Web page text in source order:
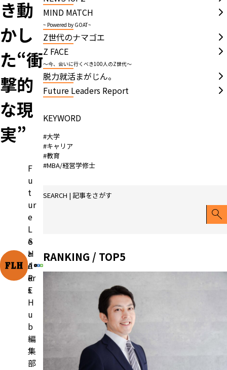
き動
かし
た“衝
撃的
な現
実”
F
u
t
ur
e
L
e
a
d
er
s
H
u
b
編
集
部
S
H
A
R
E
MIND MATCH
~ Powered by GOAT~
Z世代のナマゴエ
Z FACE
～今、会いに行くべき100人のZ世代～
脱力就活まがじん。
Future Leaders Report
KEYWORD
#大学
#キャリア
#教育
#MBA/経営学修士
SEARCH | 記事をさがす
RANKING / TOP5